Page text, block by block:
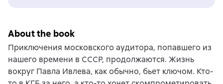
About the book
Приключения московского аудитора, попавшего из
нашего времени в СССР, продолжаются. Жизнь
вокруг Павла Ивлева, как обычно, бьет ключом. Кто-